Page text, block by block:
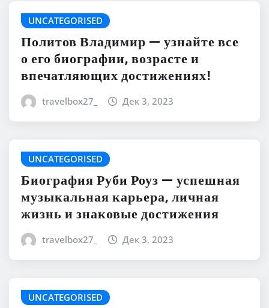
UNCATEGORISED
Политов Владимир — узнайте все
о его биографии, возрасте и
впечатляющих достижениях!
travelbox27_ Дек 3, 2023
UNCATEGORISED
Биография Руби Роуз — успешная
музыкальная карьера, личная
жизнь и знаковые достижения
travelbox27_ Дек 3, 2023
UNCATEGORISED